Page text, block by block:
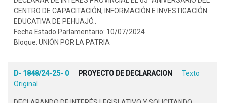
CENTRO DE CAPACITACIÓN, INFORMACIÓN E INVESTIGACIÓN
EDUCATIVA DE PEHUAJÓ..
Fecha Estado Parlamentario: 10/07/2024
Bloque: UNIÓN POR LA PATRIA
D- 1848/24-25- 0 PROYECTO DE DECLARACION
Texto
Original